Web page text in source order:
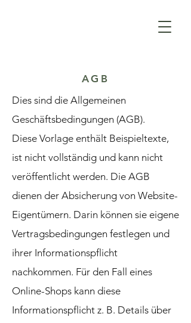
AGB
Dies sind die Allgemeinen
Geschäftsbedingungen (AGB).
Diese Vorlage enthält Beispieltexte,
ist nicht vollständig und kann nicht
veröffentlicht werden. Die AGB
dienen der Absicherung von Website-
Eigentümern. Darin können sie eigene
Vertragsbedingungen festlegen und
ihrer Informationspflicht
nachkommen. Für den Fall eines
Online-Shops kann diese
Informationspflicht z. B. Details über